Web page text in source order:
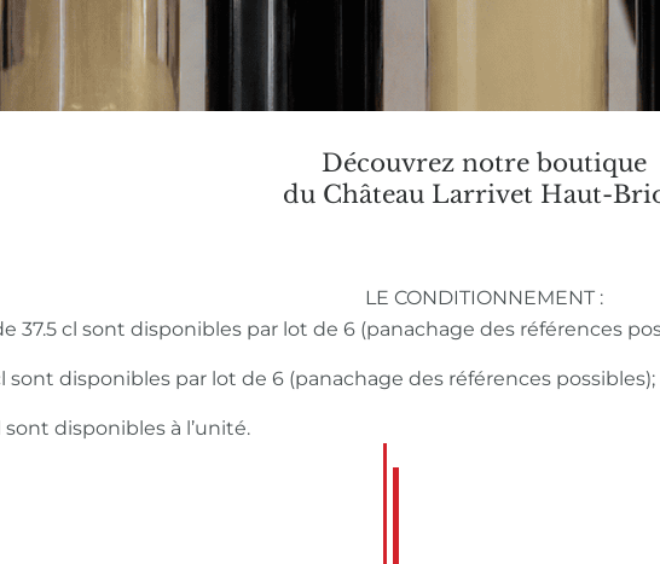
Découvrez notre boutique
du Château Larrivet Haut-
LE CONDITIONNEMENT :
37.5 cl sont disponibles par lot de 6 (panachage des références
sont disponibles par lot de 6 (panachage des références possibles);
disponibles à l’unité.